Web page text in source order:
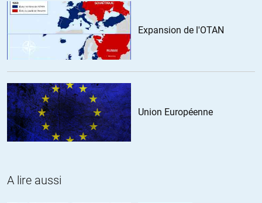
Expansion de l'OTAN
Union Européenne
A lire aussi